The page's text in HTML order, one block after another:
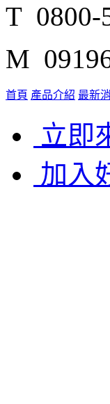
T 0800-
M
首頁 產品介紹 最新
立即
加入